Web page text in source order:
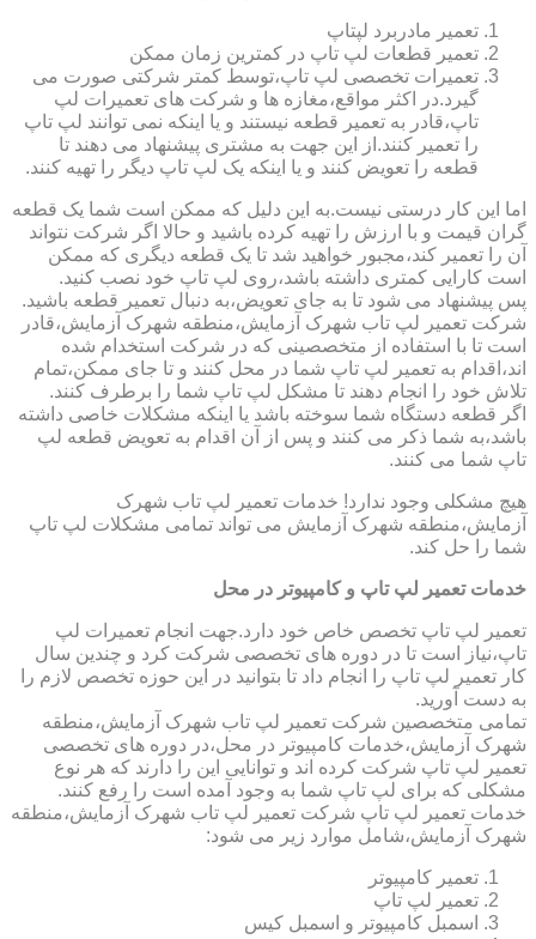
تعمیر مادربرد لپتاپ
تعمیر قطعات لپ تاپ در کمترین زمان ممکن
تعمیرات تخصصی لپ تاپ،توسط کمتر شرکتی صورت می
گیرد.در اکثر مواقع،مغازه ها و شرکت های تعمیرات لپ
تاپ،قادر به تعمیر قطعه نیستند و یا اینکه نمی توانند لپ تاپ
را تعمیر کنند.از این جهت به مشتری پیشنهاد می دهند تا
قطعه را تعویض کنند و یا اینکه یک لپ تاپ دیگر را تهیه کنند.
اما این کار درستی نیست.به این دلیل که ممکن است شما یک قطعه
گران قیمت و با ارزش را تهیه کرده باشید و حالا اگر شرکت نتواند
آن را تعمیر کند،مجبور خواهید شد تا یک قطعه دیگری که ممکن
است کارایی کمتری داشته باشد،روی لپ تاپ خود نصب کنید.
پس پیشنهاد می شود تا به جای تعویض،به دنبال تعمیر قطعه باشید.
شرکت تعمیر لپ تاب شهرک آزمایش،منطقه شهرک آزمایش،قادر
است تا با استفاده از متخصصینی که در شرکت استخدام شده
اند،اقدام به تعمیر لپ تاپ شما در محل کنند و تا جای ممکن،تمام
تلاش خود را انجام دهند تا مشکل لپ تاپ شما را برطرف کنند.
اگر قطعه دستگاه شما سوخته باشد یا اینکه مشکلات خاصی داشته
باشد،به شما ذکر می کنند و پس از آن اقدام به تعویض قطعه لپ
تاپ شما می کنند.
هیچ مشکلی وجود ندارد! خدمات تعمیر لپ تاب شهرک
آزمایش،منطقه شهرک آزمایش می تواند تمامی مشکلات لپ تاپ
شما را حل کند.
خدمات تعمیر لپ تاپ و کامپیوتر در محل
تعمیر لپ تاپ تخصص خاص خود دارد.جهت انجام تعمیرات لپ
تاپ،نیاز است تا در دوره های تخصصی شرکت کرد و چندین سال
کار تعمیر لپ تاپ را انجام داد تا بتوانید در این حوزه تخصص لازم را
به دست آورید.
تمامی متخصصین شرکت تعمیر لپ تاب شهرک آزمایش،منطقه
شهرک آزمایش،خدمات کامپیوتر در محل،در دوره های تخصصی
تعمیر لپ تاپ شرکت کرده اند و توانایی این را دارند که هر نوع
مشکلی که برای لپ تاپ شما به وجود آمده است را رفع کنند.
خدمات تعمیر لپ تاپ شرکت تعمیر لپ تاب شهرک آزمایش،منطقه
شهرک آزمایش،شامل موارد زیر می شود:
تعمیر کامپیوتر
تعمیر لپ تاپ
اسمبل کامپیوتر و اسمبل کیس